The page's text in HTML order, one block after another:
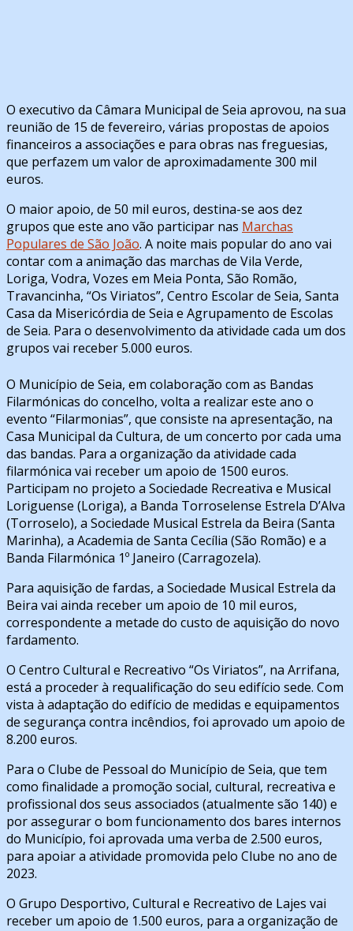
O executivo da Câmara Municipal de Seia aprovou, na sua
reunião de 15 de fevereiro, várias propostas de apoios
financeiros a associações e para obras nas freguesias,
que perfazem um valor de aproximadamente 300 mil
euros.
O maior apoio, de 50 mil euros, destina-se aos dez
grupos que este ano vão participar nas Marchas
Populares de São João. A noite mais popular do ano vai
contar com a animação das marchas de Vila Verde,
Loriga, Vodra, Vozes em Meia Ponta, São Romão,
Travancinha, “Os Viriatos”, Centro Escolar de Seia, Santa
Casa da Misericórdia de Seia e Agrupamento de Escolas
de Seia. Para o desenvolvimento da atividade cada um dos
grupos vai receber 5.000 euros.
O Município de Seia, em colaboração com as Bandas
Filarmónicas do concelho, volta a realizar este ano o
evento “Filarmonias”, que consiste na apresentação, na
Casa Municipal da Cultura, de um concerto por cada uma
das bandas. Para a organização da atividade cada
filarmónica vai receber um apoio de 1500 euros.
Participam no projeto a Sociedade Recreativa e Musical
Loriguense (Loriga), a Banda Torroselense Estrela D’Alva
(Torroselo), a Sociedade Musical Estrela da Beira (Santa
Marinha), a Academia de Santa Cecília (São Romão) e a
Banda Filarmónica 1º Janeiro (Carragozela).
Para aquisição de fardas, a Sociedade Musical Estrela da
Beira vai ainda receber um apoio de 10 mil euros,
correspondente a metade do custo de aquisição do novo
fardamento.
O Centro Cultural e Recreativo “Os Viriatos”, na Arrifana,
está a proceder à requalificação do seu edifício sede. Com
vista à adaptação do edifício de medidas e equipamentos
de segurança contra incêndios, foi aprovado um apoio de
8.200 euros.
Para o Clube de Pessoal do Município de Seia, que tem
como finalidade a promoção social, cultural, recreativa e
profissional dos seus associados (atualmente são 140) e
por assegurar o bom funcionamento dos bares internos
do Município, foi aprovada uma verba de 2.500 euros,
para apoiar a atividade promovida pelo Clube no ano de
2023.
O Grupo Desportivo, Cultural e Recreativo de Lajes vai
receber um apoio de 1.500 euros, para a organização de